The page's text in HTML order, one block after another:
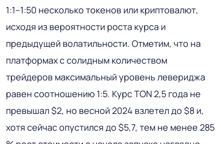
1:1–1:50 несколько токенов или криптовалют,
исходя из вероятности роста курса и
предыдущей волатильности. Отметим, что на
платформах с солидным количеством
трейдеров максимальный уровень левериджа
равен соотношению 1:5. Курс TON 2,5 года не
превышал $2, но весной 2024 взлетел до $8 и,
хотя сейчас опустился до $5,7, тем не менее 285